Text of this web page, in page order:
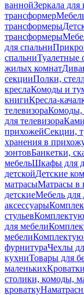
ваннойЗеркала для
трансформер
трансформеры
трансформеры
для спальни
спальниТуалетные
жилых комнат
секцииПолки,
креслаКомоды и
книгиКресла-
телевизораКомоды,
для телевизора
прихожейСекции,
хранения в
зонтовБанкетки,
мебельШкафы для
детскойДетские
матрасыМатрасы в
детскиеМебель для
аксессуары
стульев
для мебели
мебели
фурнитураЧехлы
кухниТовары для
маленьких
столики, комоды,
кроватку